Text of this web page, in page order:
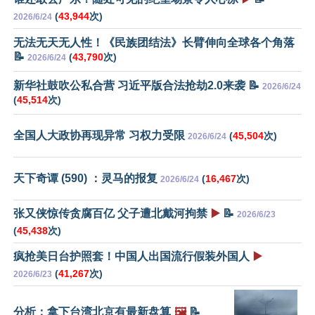
2026/6/24 (43,944次)
无法无天无人性！《民族团结法》长臂伸向全球各个角落
📝 2026/6/24 (43,790次)
新华社鼓吹公私合营 习近平版合法抢劫2.0来袭 📝 2026/6/24
(45,514次)
全国人大政协再现异常 习权力受限 2026/6/24 (45,504次)
天下奇谭 (590) ：灵马的报复 2026/6/24 (16,467次)
张又侠惊传贪腐百亿 父子遭北戴河拘禁 ▶️ 📝 2026/6/23
(45,438次)
疯抢美日台护照套！中国人出国流行假装外国人 ▶️
2026/6/23 (41,267次)
分析：拿下台湾北京有最新盘算 🖼️📝